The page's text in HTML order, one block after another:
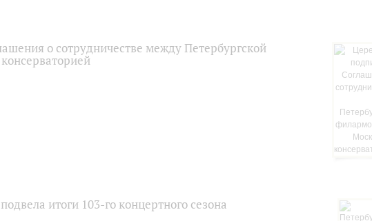
о сотрудничестве между Петербургской
итоги 103-го концертного сезона